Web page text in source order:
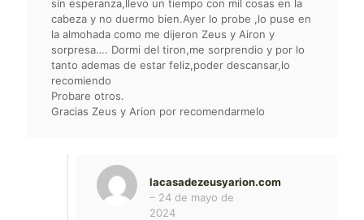
sin esperanza,llevo un tiempo con mil cosas en la
cabeza y no duermo bien.Ayer lo probe ,lo puse en
la almohada como me dijeron Zeus y Airon y
sorpresa…. Dormi del tiron,me sorprendio y por lo
tanto ademas de estar feliz,poder descansar,lo
recomiendo
Probare otros.
Gracias Zeus y Arion por recomendarmelo
lacasadezeusyarion.com
– 24 de mayo de
2024